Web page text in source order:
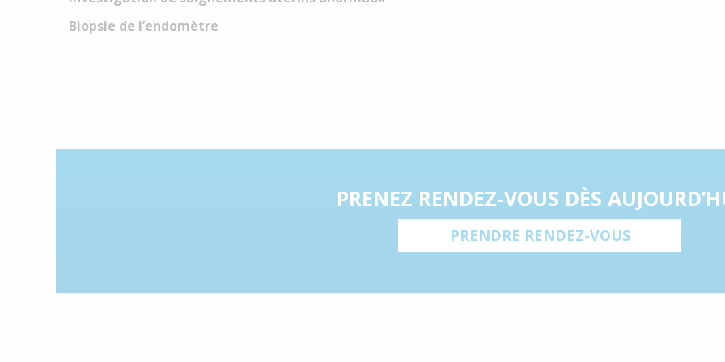
Biopsie de l’endomètre
PRENEZ RENDEZ-VOUS DÈS
PRENDRE RENDEZ-VOUS